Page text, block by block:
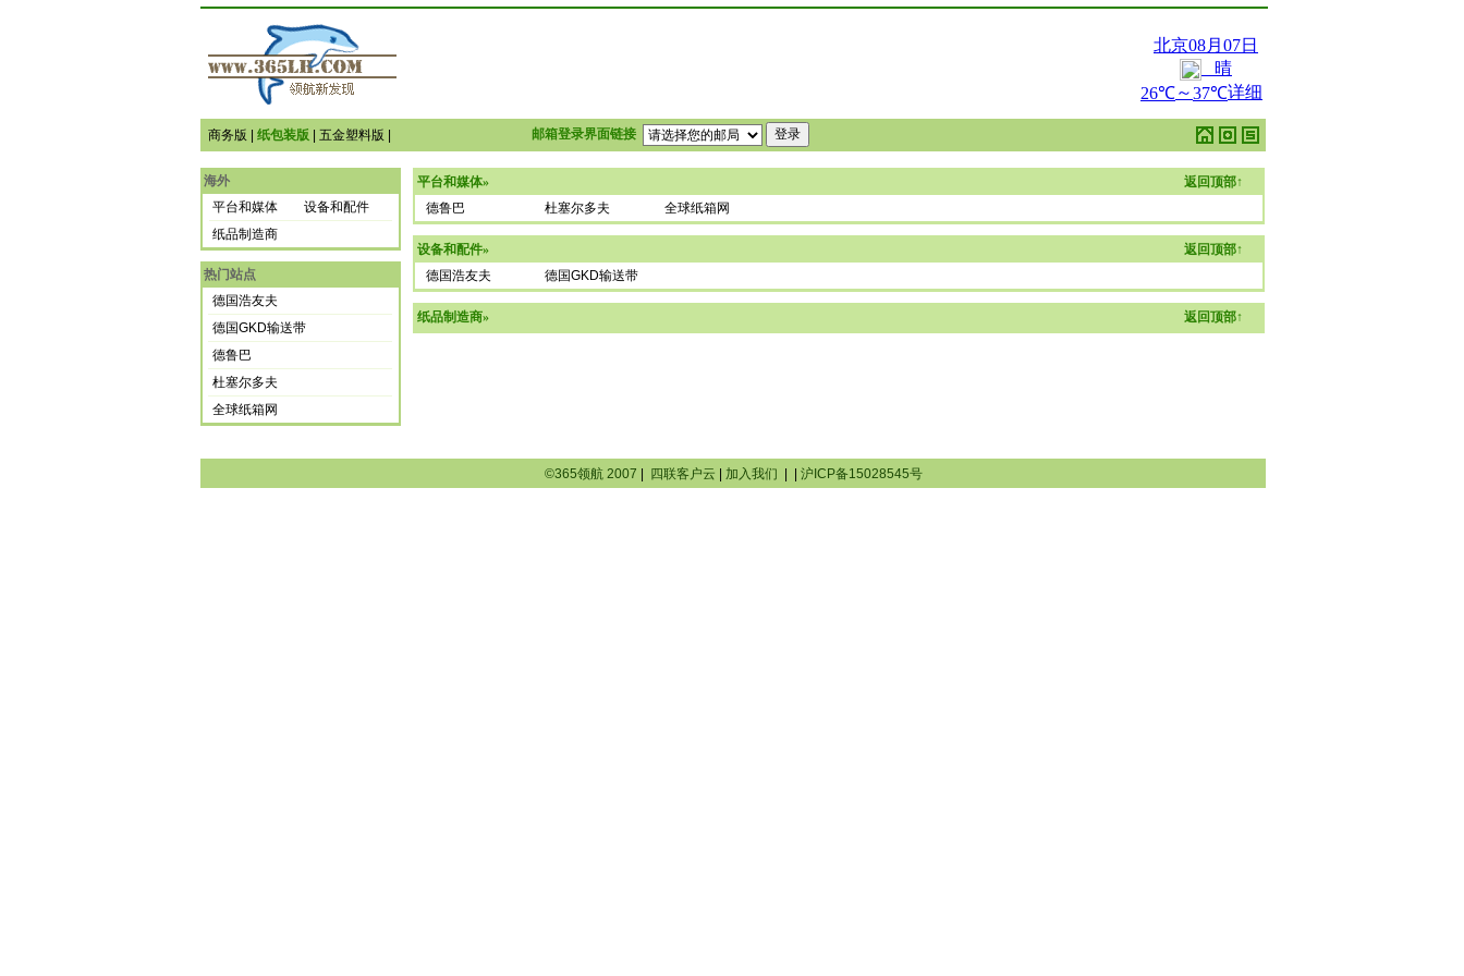
商务版 纸包装版 五金塑料版 邮箱登录界面链接
海外
平台和媒体
设备和配件
纸品制造商
热门站点
德国浩友夫
德国GKD输送带
德鲁巴
杜塞尔多夫
全球纸箱网
返回顶部↑
平台和媒体»
德鲁巴
杜塞尔多夫 全球纸箱网
返回顶部↑
设备和配件»
德国浩友夫
德国GKD输送带
返回顶部↑
纸品制造商»
©365领航 2007 四联客户云 加入我们 沪ICP备15028545号